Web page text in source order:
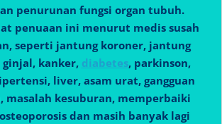
penurunan fungsi organ tubuh.
penuaan ini menurut medis susah
seperti jantung koroner, jantung
ginjal, kanker, diabetes, parkinson,
liver, asam urat, gangguan
masalah kesuburan, memperbaiki
dan masih banyak lagi